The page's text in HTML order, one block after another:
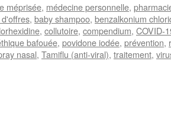
méprisée, médecine personnelle,
, baby shampoo, benzalkonium
, collutoire, compendium, COVID-
bafouée, povidone iodée, prévention,
nasal, Tamiflu (anti-viral), traitement,